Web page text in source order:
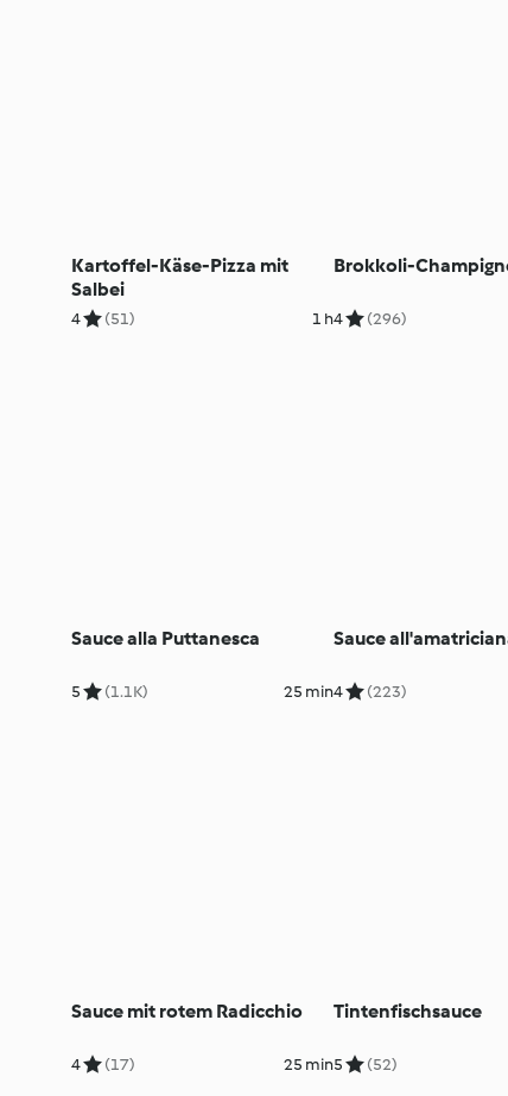
Kartoffel-Käse-Pizza mit
Salbei
4 (51) 1 h
Brokkoli-
4 (296)
Sauce alla Puttanesca
5 (1.1K) 25 min
Sauce
4 (223)
Sauce mit rotem Radicchio
4 (17) 25 min
Tintenfischsauce
5 (52)